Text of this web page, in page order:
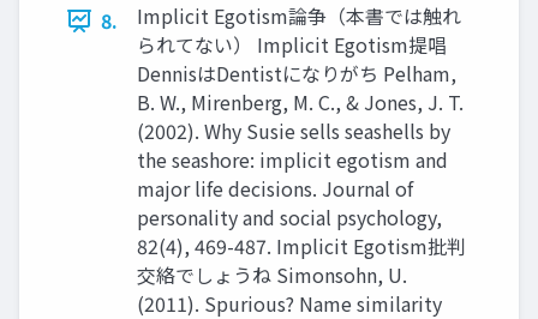
8.
Implicit Egotism論争（本書では触れ
られてない） Implicit Egotism提唱
DennisはDentistになりがち Pelham,
B. W., Mirenberg, M. C., & Jones, J. T.
(2002). Why Susie sells seashells by
the seashore: implicit egotism and
major life decisions. Journal of
personality and social psychology,
82(4), 469-487. Implicit Egotism批判
交絡でしょうね Simonsohn, U.
(2011). Spurious? Name similarity